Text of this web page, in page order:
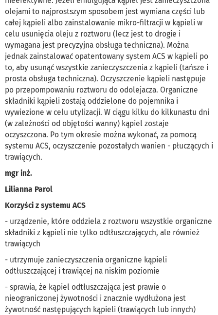
olejami to najprostszym sposobem jest wymiana części lub
całej kąpieli albo zainstalowanie mikro-filtracji w kąpieli w
celu usunięcia oleju z roztworu (lecz jest to drogie i
wymagana jest precyzyjna obsługa techniczna). Można
jednak zainstalować opatentowany system ACS w kąpieli po
to, aby usunąć wszystkie zanieczyszczenia z kąpieli (tańsze i
prosta obsługa techniczna). Oczyszczenie kąpieli następuje
po przepompowaniu roztworu do odolejacza. Organiczne
składniki kąpieli zostają oddzielone do pojemnika i
wywiezione w celu utylizacji. W ciągu kilku do kilkunastu dni
(w zależności od objętości wanny) kąpiel zostaje
oczyszczona. Po tym okresie można wykonać, za pomocą
systemu ACS, oczyszczenie pozostałych wanien - płuczących i
trawiących.
mgr inż.
Lilianna Parol
Korzyści z systemu ACS
- urządzenie, które oddziela z roztworu wszystkie organiczne
składniki z kąpieli nie tylko odtłuszczających, ale również
trawiących
- utrzymuje zanieczyszczenia organiczne kąpieli
odtłuszczającej i trawiącej na niskim poziomie
- sprawia, że kąpiel odtłuszczająca jest prawie o
nieograniczonej żywotności i znacznie wydłużona jest
żywotność następujących kąpieli (trawiących lub innych)